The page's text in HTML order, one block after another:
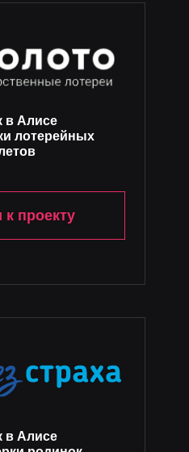
в Алисе
лотерейных
к проекту
в Алисе